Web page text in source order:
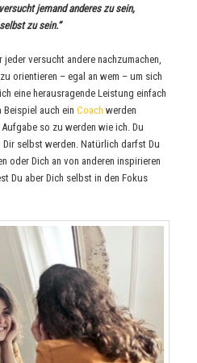
jemand anderes zu sein,
zu sein.“
versucht andere nachzumachen,
orientieren – egal an wem – um sich
eine herausragende Leistung einfach
Beispiel auch einCoach werden
so zu werden wie ich. Du
selbst werden. Natürlich darfst Du
oder Dich an von anderen inspirieren
Du aber Dich selbst in den Fokus